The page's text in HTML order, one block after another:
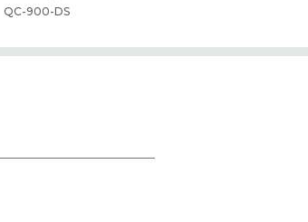
QC-900-DS